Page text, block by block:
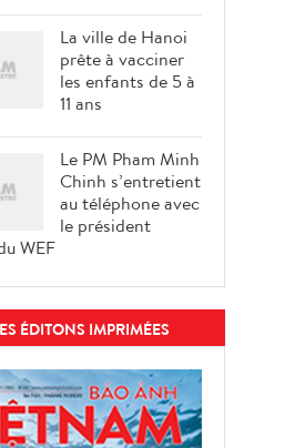
La ville de Hanoi
prête à vacciner
les enfants de 5 à
11 ans
Le PM Pham Minh
Chinh s’entretient
au téléphone avec
le président
WEF
ÉDITONS IMPRIMÉES